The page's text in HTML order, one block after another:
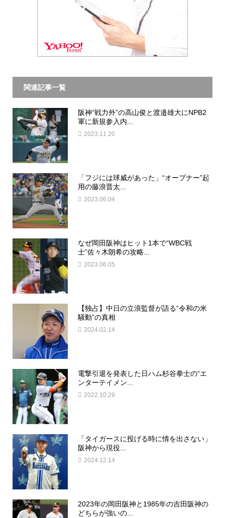
関連記事一覧
阪神“戦力外”の高山俊と渡邉雄大にNPB2
軍に新規参入内...
2023.11.20
「フジには球威があった」“オープナー”起
用の藤浪晋太...
2023.06.04
なぜ岡田阪神はヒット1本で“WBC戦
士”佐々木朗希の攻略...
2023.06.05
【独占】中日の立浪監督が語る“令和の米
騒動”の真相
2024.02.14
電撃引退を発表した日ハム杉谷拳士の“エ
ンターテイメン...
2022.10.29
「タイガースに投げる時に情を出さない」
阪神から現役...
2024.12.14
2023年の岡田阪神と1985年の吉田阪神の
どちらが強いの...